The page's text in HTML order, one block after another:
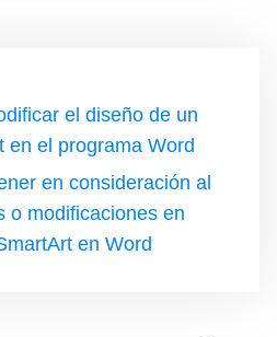
el diseño de un
en el programa Word
en consideración al
o modificaciones en
en Word